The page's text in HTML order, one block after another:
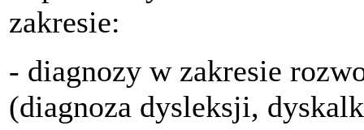
zakresie:
- diagnozy w zakresie
(diagnoza dysleksji,